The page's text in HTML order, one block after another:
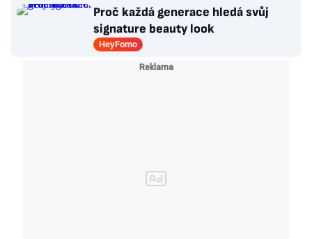
Proč každá generace hledá svůj
signature beauty look
HeyFomo